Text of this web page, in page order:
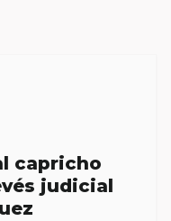
capricho
judicial